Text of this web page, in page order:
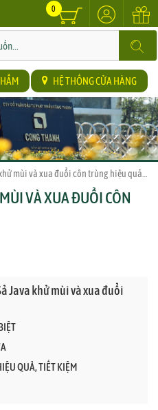
0
HỆ THỐNG CỬA HÀNG
mùi và xua đuổi côn trùng hiệu quả 2025
VÀ XUA ĐUỔI CÔN
Java khử mùi và xua đuổi
QUẢ, TIẾT KIỆM